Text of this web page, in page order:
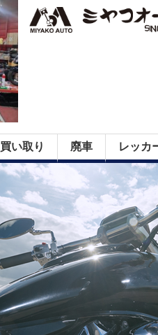
買い取り 廃車 レッカ